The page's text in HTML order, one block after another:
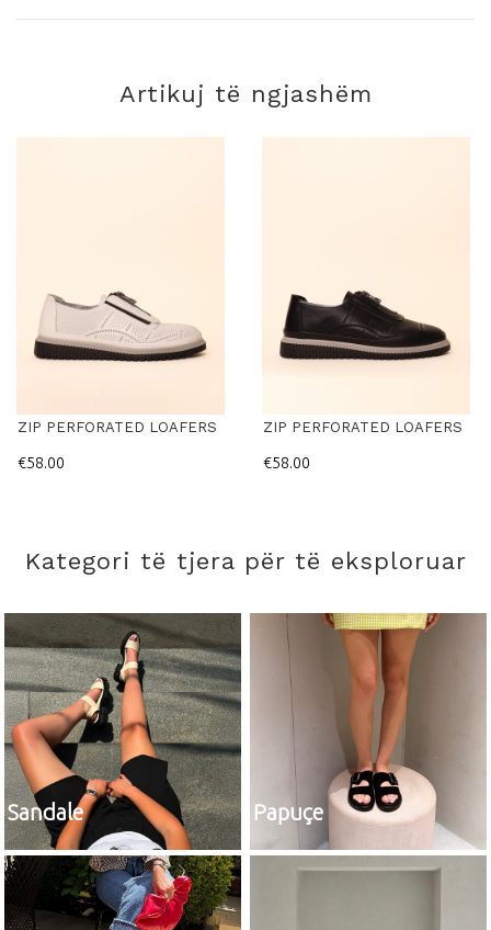
Artikuj të ngjashëm
ZIP PERFORATED LOAFERS
€58.00
ZIP PERFORATED LOAFERS
€58.00
Kategori të tjera për të eksploruar
Sandale Papuçe